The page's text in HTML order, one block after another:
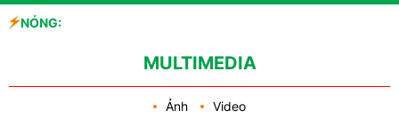
NÓNG:
nghiệp sinh học
phá rừng để cấp GCNQSDĐMULTIMEDIA
Ảnh Video